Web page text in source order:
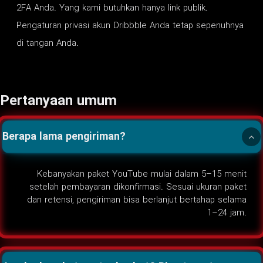
2FA Anda. Yang kami butuhkan hanya link publik.
Pengaturan privasi akun Dribbble Anda tetap sepenuhnya
di tangan Anda.
Pertanyaan umum
Berapa lama pengiriman?
Kebanyakan paket YouTube mulai dalam 5–15 menit
setelah pembayaran dikonfirmasi. Sesuai ukuran paket
dan retensi, pengiriman bisa berlanjut bertahap selama
1–24 jam.